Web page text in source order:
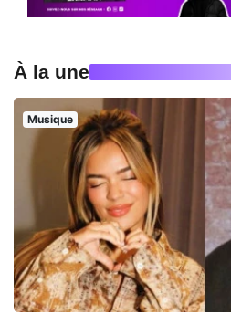
À la une
Musique